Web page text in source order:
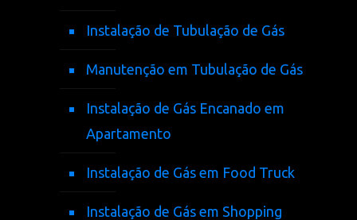
Instalação de Tubulação de Gás
Manutenção em Tubulação de Gás
Instalação de Gás Encanado em
Apartamento
Instalação de Gás em Food Truck
Instalação de Gás em Shopping